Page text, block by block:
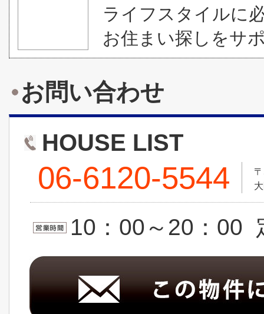
ライフスタイルに
お住まい探しをサ
お問い合わせ
HOUSE LIST
06-6120-5544
10：00～20：00